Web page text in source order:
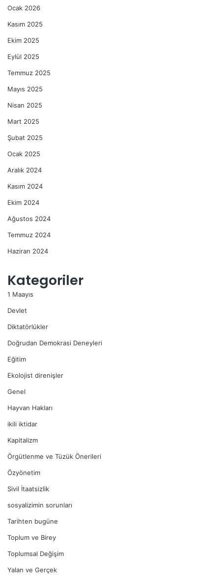
Ocak 2026
Kasım 2025
Ekim 2025
Eylül 2025
Temmuz 2025
Mayıs 2025
Nisan 2025
Mart 2025
Şubat 2025
Ocak 2025
Aralık 2024
Kasım 2024
Ekim 2024
Ağustos 2024
Temmuz 2024
Haziran 2024
Kategoriler
1 Maayıs
Devlet
Diktatörlükler
Doğrudan Demokrasi Deneyleri
Eğitim
Ekolojist direnişler
Genel
Hayvan Hakları
ikili iktidar
Kapitalizm
Örgütlenme ve Tüzük Önerileri
Özyönetim
Sivil İtaatsizlik
sosyalizimin sorunları
Tarihten bugüne
Toplum ve Birey
Toplumsal Değişim
Yalan ve Gerçek